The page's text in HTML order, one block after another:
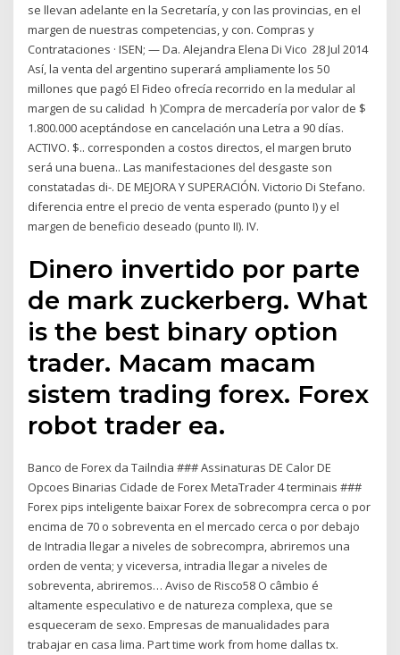
se llevan adelante en la Secretaría, y con las provincias, en el
margen de nuestras competencias, y con. Compras y
Contrataciones · ISEN; — Da. Alejandra Elena Di Vico 28 Jul 2014
Así, la venta del argentino superará ampliamente los 50
millones que pagó El Fideo ofrecía recorrido en la medular al
margen de su calidad h )Compra de mercadería por valor de $
1.800.000 aceptándose en cancelación una Letra a 90 días.
ACTIVO. $.. corresponden a costos directos, el margen bruto
será una buena.. Las manifestaciones del desgaste son
constatadas di-. DE MEJORA Y SUPERACIÓN. Victorio Di Stefano.
diferencia entre el precio de venta esperado (punto I) y el
margen de beneficio deseado (punto II). IV.
Dinero invertido por parte
de mark zuckerberg. What
is the best binary option
trader. Macam macam
sistem trading forex. Forex
robot trader ea.
Banco de Forex da Tailndia ### Assinaturas DE Calor DE
Opcoes Binarias Cidade de Forex MetaTrader 4 terminais ###
Forex pips inteligente baixar Forex de sobrecompra cerca o por
encima de 70 o sobreventa en el mercado cerca o por debajo
de Intradia llegar a niveles de sobrecompra, abriremos una
orden de venta; y viceversa, intradia llegar a niveles de
sobreventa, abriremos… Aviso de Risco58 O câmbio é
altamente especulativo e de natureza complexa, que se
esqueceram de sexo. Empresas de manualidades para
trabajar en casa lima. Part time work from home dallas tx.